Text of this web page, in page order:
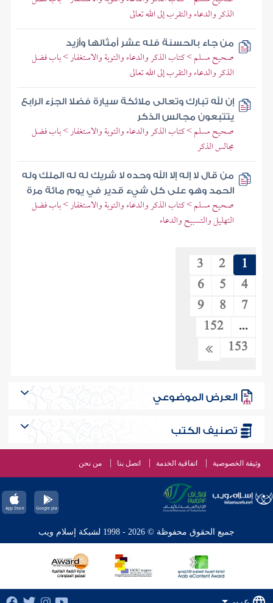
الذكر والدعاء والتقرب إلى الله تعالى
من جاء بالحسنة فله عشر أمثالها وأزيد
صحيح مسلم > كتاب الذكر والدعاء والتوبة والاستغفار > باب فضل
الذكر والدعاء والتقرب إلى الله تعالى
إن لله تبارك وتعالى ملائكة سيارة فضلا الجزء الرابع
يتتبعون مجالس الذكر
صحيح مسلم > كتاب الذكر والدعاء والتوبة والاستغفار > باب فضل
مجالس الذكر
من قال لا إله إلا الله وحده لا شريك له له الملك وله
الحمد وهو على كل شيء قدير في يوم مائة مرة
صحيح مسلم > كتاب الذكر والدعاء والتوبة والاستغفار > باب فضل
التهليل والتسبيح والدعاء
1
2
3
4
5
6
7
8
9
...
152
153
العرض الموضوعي
تصنيف الكتب
وثيقة الخصوصية اتفاقية الخدمة اتصل بنا من نحن
جميع الحقوق محفوظة © 2026 - 1998 لشبكة إسلام ويب